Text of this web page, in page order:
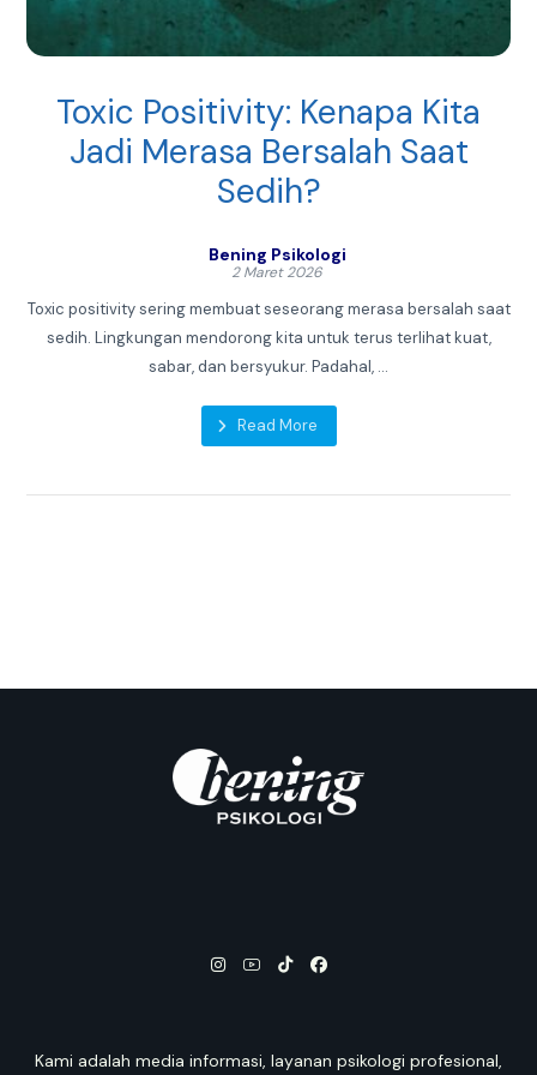
Toxic Positivity: Kenapa Kita
Jadi Merasa Bersalah Saat
Sedih?
Bening Psikologi
2 Maret 2026
Toxic positivity sering membuat seseorang merasa bersalah saat
sedih. Lingkungan mendorong kita untuk terus terlihat kuat,
sabar, dan bersyukur. Padahal, ...
Read More
Kami adalah media informasi, layanan psikologi profesional,